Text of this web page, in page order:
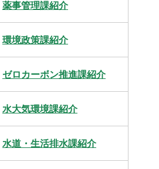
薬事管理課紹介
環境政策課紹介
ゼロカーボン推進課紹介
水大気環境課紹介
水道・生活排水課紹介